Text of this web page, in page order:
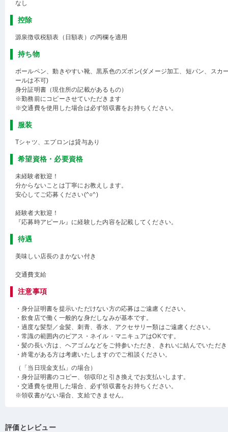
なし
控除
源泉徴収税額表（日額表）の丙欄を適用
持ち物
ボールペン、動きやすい靴、黒系色のズボン(ダメージ加工、短パン、スカ
ールは不可)
身分証明書（現住所の記載があるもの）
※勤務前にコピーさせていただきます
※交通費を使用した場合は必ず領収書をお持ちください。
服装
Tシャツ、エプロンは貸与あり
希望資格・必要資格
未経験者歓迎！
分からないことは丁寧にお教えします。
安心してご応募ください(^○^)
経験者大歓迎！
『応募時アピール』に経験した内容を記載してください。
待遇
美味しい店長のまかない付き
交通費支給
注意事項
・身分証明書を提示いただけない方の応募はご遠慮ください。
・飲食店で働く一般的な身だしなみが基本です。
・過度な髪型／金髪、刺青、香水、アクセサリー類はご遠慮ください。
・常識の範囲内のピアス・ネイル・マニキュアはOKです。
・髪の長い方は、ヘアゴムなどをご持参いただき、きれいに結んでいただ
・終電がある方は考慮いたしますのでご相談ください。
（「当日現金支払」の場合）
・身分証明書のコピー、領収印と引き換えでお支払いします。
・交通費を使用した場合、必ず領収書をお持ちください。
※領収書がない場合、支給できません。
評価とレビュー